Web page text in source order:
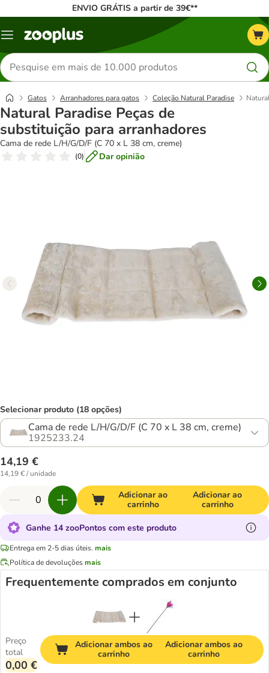
ENVIO GRÁTIS a partir de 39€**
Menu
Pesquisar
produtos
Gatos Arranhadores para gatos Coleção Natural Paradise
Natural Paradise Peças de
substituição para arranhadores
Cama de rede L/H/G/D/F (C 70 x L 38 cm, creme)
(0) Dar opinião
Selecionar produto (18 opções)
Cama de rede L/H/G/D/F (C 70 x L 38 cm, creme)
1925233.24
14,19 €
14,19 € / unidade
Adicionar ao
carrinho
Adicionar ao
carrinho
Ganhe 14 zooPontos com este produto
Entrega em 2-5 dias úteis. mais
Política de devoluçõesmais
Frequentemente comprados em conjunto
Preço
total
0,00 €
Adicionar ambos ao
carrinho
Adicionar ambos ao
carrinho